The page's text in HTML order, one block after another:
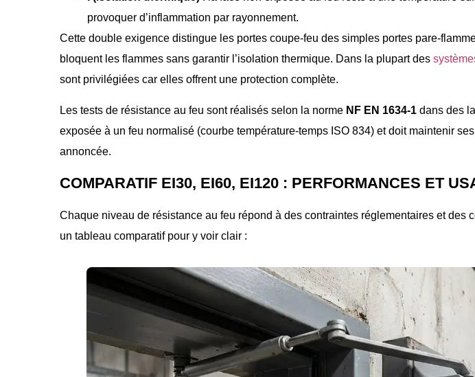
provoquer d’inflammation par rayonnement.
Cette double exigence distingue les portes coupe-feu des simples portes pare-
bloquent les flammes sans garantir l’isolation thermique. Dans la plupart des
sont privilégiées car elles offrent une protection complète.
Les tests de résistance au feu sont réalisés selon la norme NF EN 1634-1 dans des
exposée à un feu normalisé (courbe température-temps ISO 834) et doit maintenir
annoncée.
COMPARATIF EI30, EI60, EI120 : PERFORMANCES ET
Chaque niveau de résistance au feu répond à des contraintes réglementaires et des
un tableau comparatif pour y voir clair :